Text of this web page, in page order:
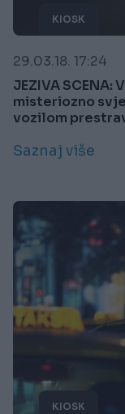
KIOSK
29.03.18. 17:24
JEZIVA
misteriozno
vozilom
Saznaj više
KIOSK